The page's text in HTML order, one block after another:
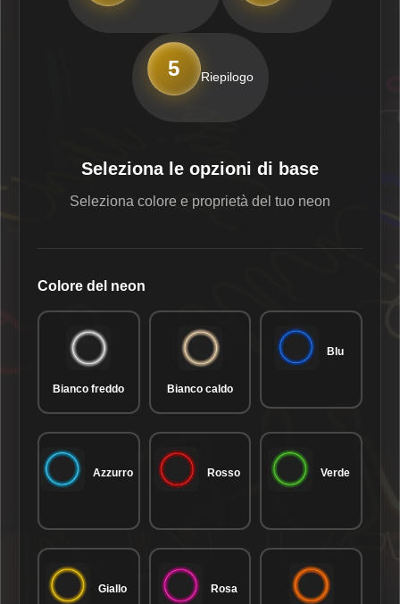
5 Riepilogo
Seleziona le opzioni di base
Seleziona colore e proprietà del tuo neon
Colore del neon
Bianco freddo Bianco caldo
Blu
Azzurro Rosso Verde
Giallo Rosa